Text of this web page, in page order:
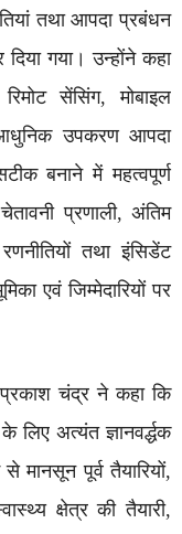
तथा आपदा प्रबंधन
गया। उन्होंने कहा
सेंसिंग, मोबाइल
उपकरण आपदा
बनाने में महत्वपूर्ण
प्रणाली, अंतिम
तथा इंसिडेंट
एवं जिम्मेदारियों पर
प्रकाश चंद्र ने कहा कि
लिए अत्यंत ज्ञानवर्द्धक
मानसून पूर्व तैयारियों,
क्षेत्र की तैयारी,